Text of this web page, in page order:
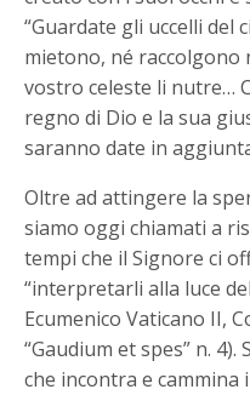
“Guardate gli uccelli del
mietono, né raccolgono
vostro celeste li nutre…
regno di Dio e la sua
saranno date in
Oltre ad attingere la
siamo oggi chiamati a
tempi che il Signore ci
“interpretarli alla luce
Ecumenico Vaticano II,
“Gaudium et spes” n.
che incontra e